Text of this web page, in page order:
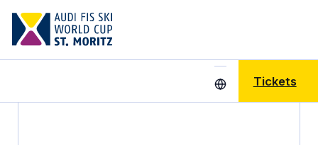
Tickets